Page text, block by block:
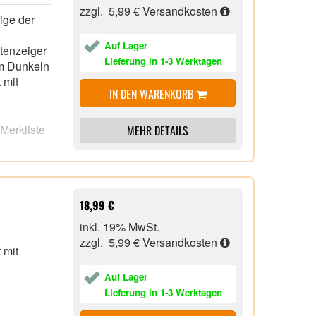
im
der
über
der
Dunkeln
mit
zzgl. 5,99 €Versandkosten
Auf Lager
Lieferung in 1-3 Werktagen
IN DEN WARENKORB
MEHR DETAILS
mit
18,99 €
inkl. 19% MwSt.
zzgl. 5,99 €Versandkosten
Auf Lager
Lieferung in 1-3 Werktagen